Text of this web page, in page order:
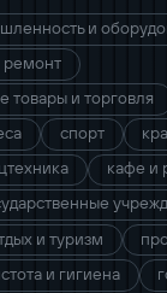
и
ремонт
товары и торговля
спорт
кафе и
и туризм
и гигиена